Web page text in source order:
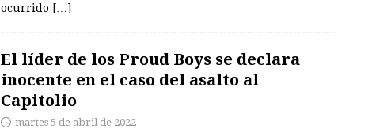
ocurrido […]
El líder de los Proud Boys se declara
inocente en el caso del asalto al
Capitolio
martes 5 de abril de 2022